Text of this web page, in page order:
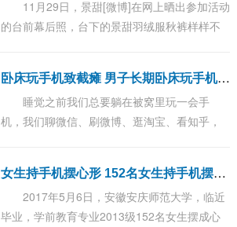
11月29日，景甜[微博]在网上晒出参加活动
的台前幕后照，台下的景甜羽绒服秋裤样样不
子...
卧
床玩手机致截瘫 男子长期卧床玩手机致高位截瘫
睡觉之前我们总要躺在被窝里玩一会手
机，我们聊微信、刷微博、逛淘宝、看知乎，
的王...
女
生持手机摆心形 152名女生持手机摆心形 向8名男生毕业告白
2017年5月6日，安徽安庆师范大学，临近
毕业，学前教育专业2013级152名女生摆成心